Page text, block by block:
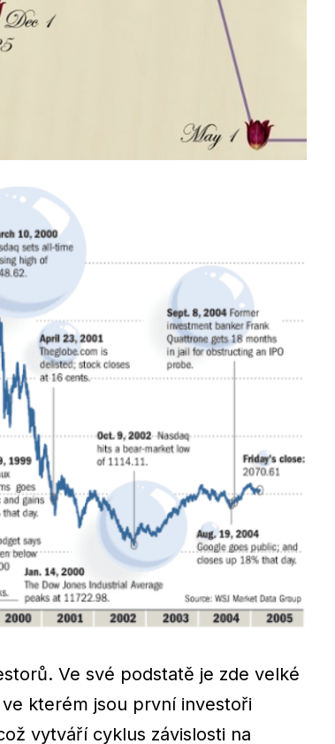
Ve své podstatě je zde velké
kterém jsou první investoři
vytváří cyklus závislosti na